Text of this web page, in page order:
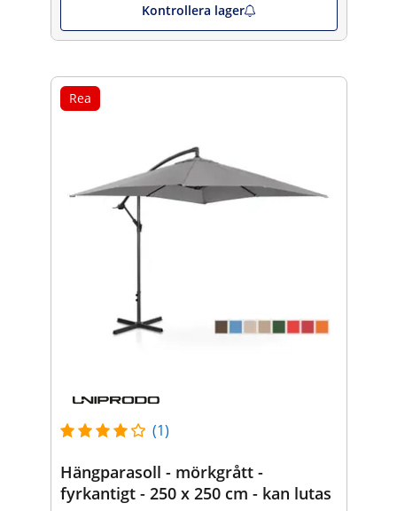
Kontrollera lager
Rea
(1)
Hängparasoll - mörkgrått -
fyrkantigt - 250 x 250 cm - kan lutas